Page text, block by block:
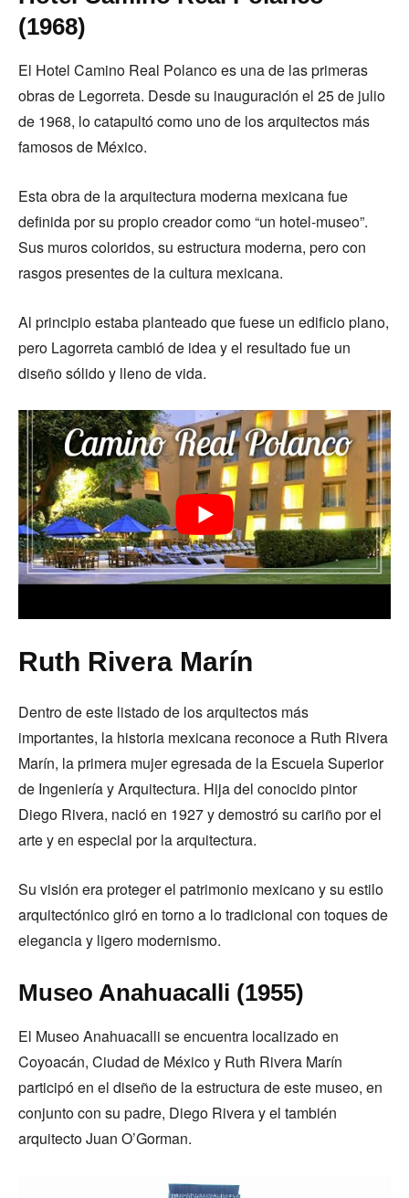
(1968)
El Hotel Camino Real Polanco es una de las primeras
obras de Legorreta. Desde su inauguración el 25 de julio
de 1968, lo catapultó como uno de los arquitectos más
famosos de México.
Esta obra de la arquitectura moderna mexicana fue
definida por su propio creador como “un hotel-museo”.
Sus muros coloridos, su estructura moderna, pero con
rasgos presentes de la cultura mexicana.
Al principio estaba planteado que fuese un edificio plano,
pero Lagorreta cambió de idea y el resultado fue un
diseño sólido y lleno de vida.
Ruth Rivera Marín
Dentro de este listado de los arquitectos más
importantes, la historia mexicana reconoce a Ruth Rivera
Marín, la primera mujer egresada de la Escuela Superior
de Ingeniería y Arquitectura. Hija del conocido pintor
Diego Rivera, nació en 1927 y demostró su cariño por el
arte y en especial por la arquitectura.
Su visión era proteger el patrimonio mexicano y su estilo
arquitectónico giró en torno a lo tradicional con toques de
elegancia y ligero modernismo.
Museo Anahuacalli (1955)
El Museo Anahuacalli se encuentra localizado en
Coyoacán, Ciudad de México y Ruth Rivera Marín
participó en el diseño de la estructura de este museo, en
conjunto con su padre, Diego Rivera y el también
arquitecto Juan O’Gorman.